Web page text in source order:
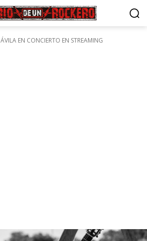
ÁVILA EN CONCIERTO EN STREAMING